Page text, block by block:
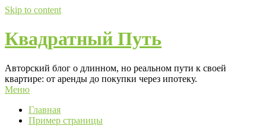
Skip to content
Квадратный Путь
Авторский блог о длинном, но реальном пути к своей
квартире: от аренды до покупки через ипотеку.
Меню
Главная
Пример страницы